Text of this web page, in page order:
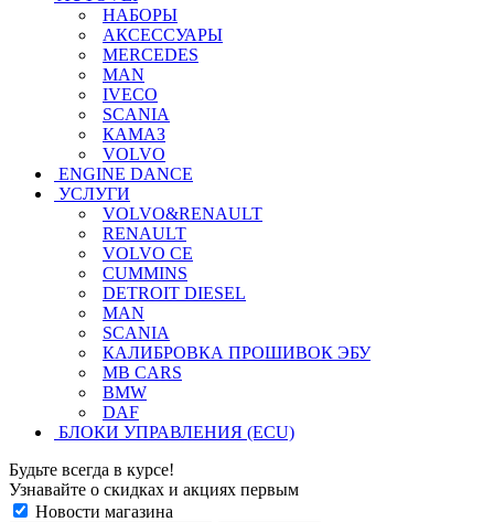
НАБОРЫ
АКСЕССУАРЫ
MERCEDES
MAN
IVECO
SCANIA
КАМАЗ
VOLVO
ENGINE DANCE
УСЛУГИ
VOLVO&RENAULT
RENAULT
VOLVO CE
CUMMINS
DETROIT DIESEL
MAN
SCANIA
КАЛИБРОВКА ПРОШИВОК ЭБУ
MB CARS
BMW
DAF
БЛОКИ УПРАВЛЕНИЯ (ECU)
Будьте всегда в курсе!
Узнавайте о скидках и акциях первым
Новости магазина